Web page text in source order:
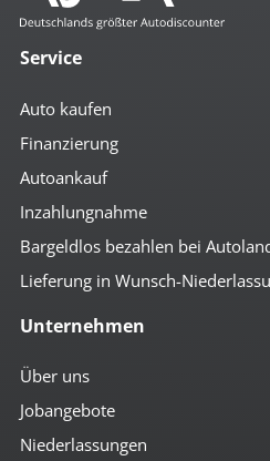
Service
Auto kaufen
Finanzierung
Autoankauf
Inzahlungnahme
Bargeldlos bezahlen bei
Lieferung in Wunsch-
Unternehmen
Über uns
Jobangebote
Niederlassungen